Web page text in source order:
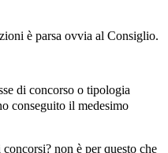
è parsa ovvia al Consiglio.
di concorso o tipologia
conseguito il medesimo
non è per questo che